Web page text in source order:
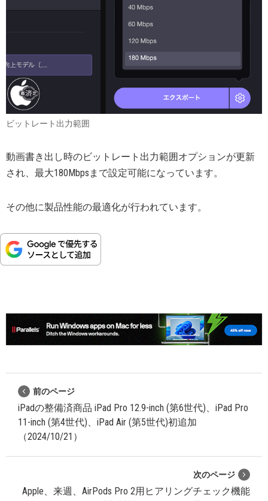
ビットレート出力範囲
動画書き出し時のビットレート出力範囲オプションが更新
され、最大180Mbpsまで設定可能になっています。
その他に製品性能の最適化が行われています。
前のページ
iPadの整備済商品 iPad Pro 12.9-inch (第6世代)、iPad Pro
11-inch (第4世代)、iPad Air (第5世代)初追加
（2024/10/21）
次のページ
Apple、来週、AirPods Pro 2用ヒアリングチェック機能